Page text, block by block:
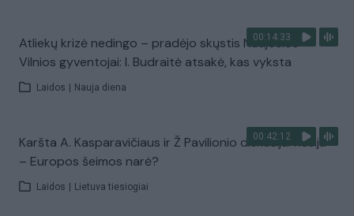
00:14:33
Atliekų krizė nedingo – pradėjo skųstis Naujosios
Vilnios gyventojai: I. Budraitė atsakė, kas vyksta
Laidos Nauja diena
00:42:12
Karšta A. Kasparavičiaus ir Ž Pavilionio diskusija: Rusija
– Europos šeimos narė?
Laidos Lietuva tiesiogiai